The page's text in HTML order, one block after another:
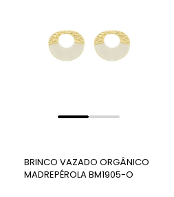
BRINCO VAZADO ORGÂNICO
MADREPÉROLA BM1905-O